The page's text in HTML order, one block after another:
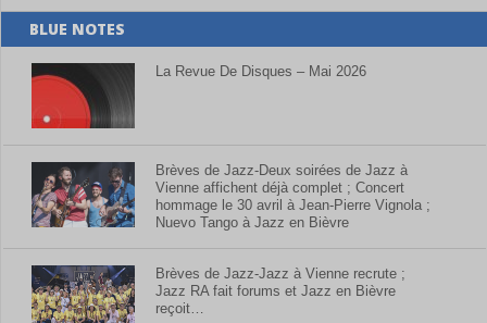
BLUE NOTES
La Revue De Disques – Mai 2026
Brèves de Jazz-Deux soirées de Jazz à
Vienne affichent déjà complet ; Concert
hommage le 30 avril à Jean-Pierre Vignola ;
Nuevo Tango à Jazz en Bièvre
Brèves de Jazz-Jazz à Vienne recrute ;
Jazz RA fait forums et Jazz en Bièvre
reçoit…